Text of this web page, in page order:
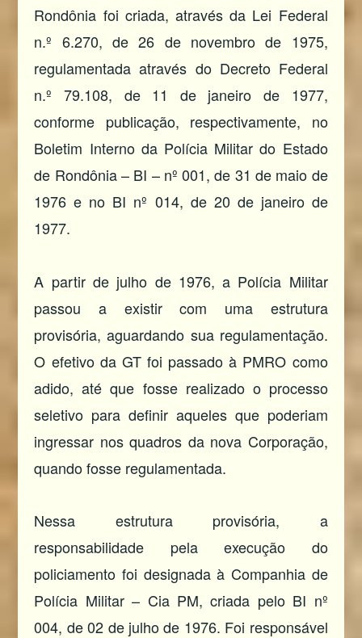
Rondônia foi criada, através da Lei Federal
n.º 6.270, de 26 de novembro de 1975,
regulamentada através do Decreto Federal
n.º 79.108, de 11 de janeiro de 1977,
conforme publicação, respectivamente, no
Boletim Interno da Polícia Militar do Estado
de Rondônia – BI – nº 001, de 31 de maio de
1976 e no BI nº 014, de 20 de janeiro de
1977.
A partir de julho de 1976, a Polícia Militar
passou a existir com uma estrutura
provisória, aguardando sua regulamentação.
O efetivo da GT foi passado à PMRO como
adido, até que fosse realizado o processo
seletivo para definir aqueles que poderiam
ingressar nos quadros da nova Corporação,
quando fosse regulamentada.
Nessa estrutura provisória, a
responsabilidade pela execução do
policiamento foi designada à Companhia de
Polícia Militar – Cia PM, criada pelo BI nº
004, de 02 de julho de 1976. Foi responsável